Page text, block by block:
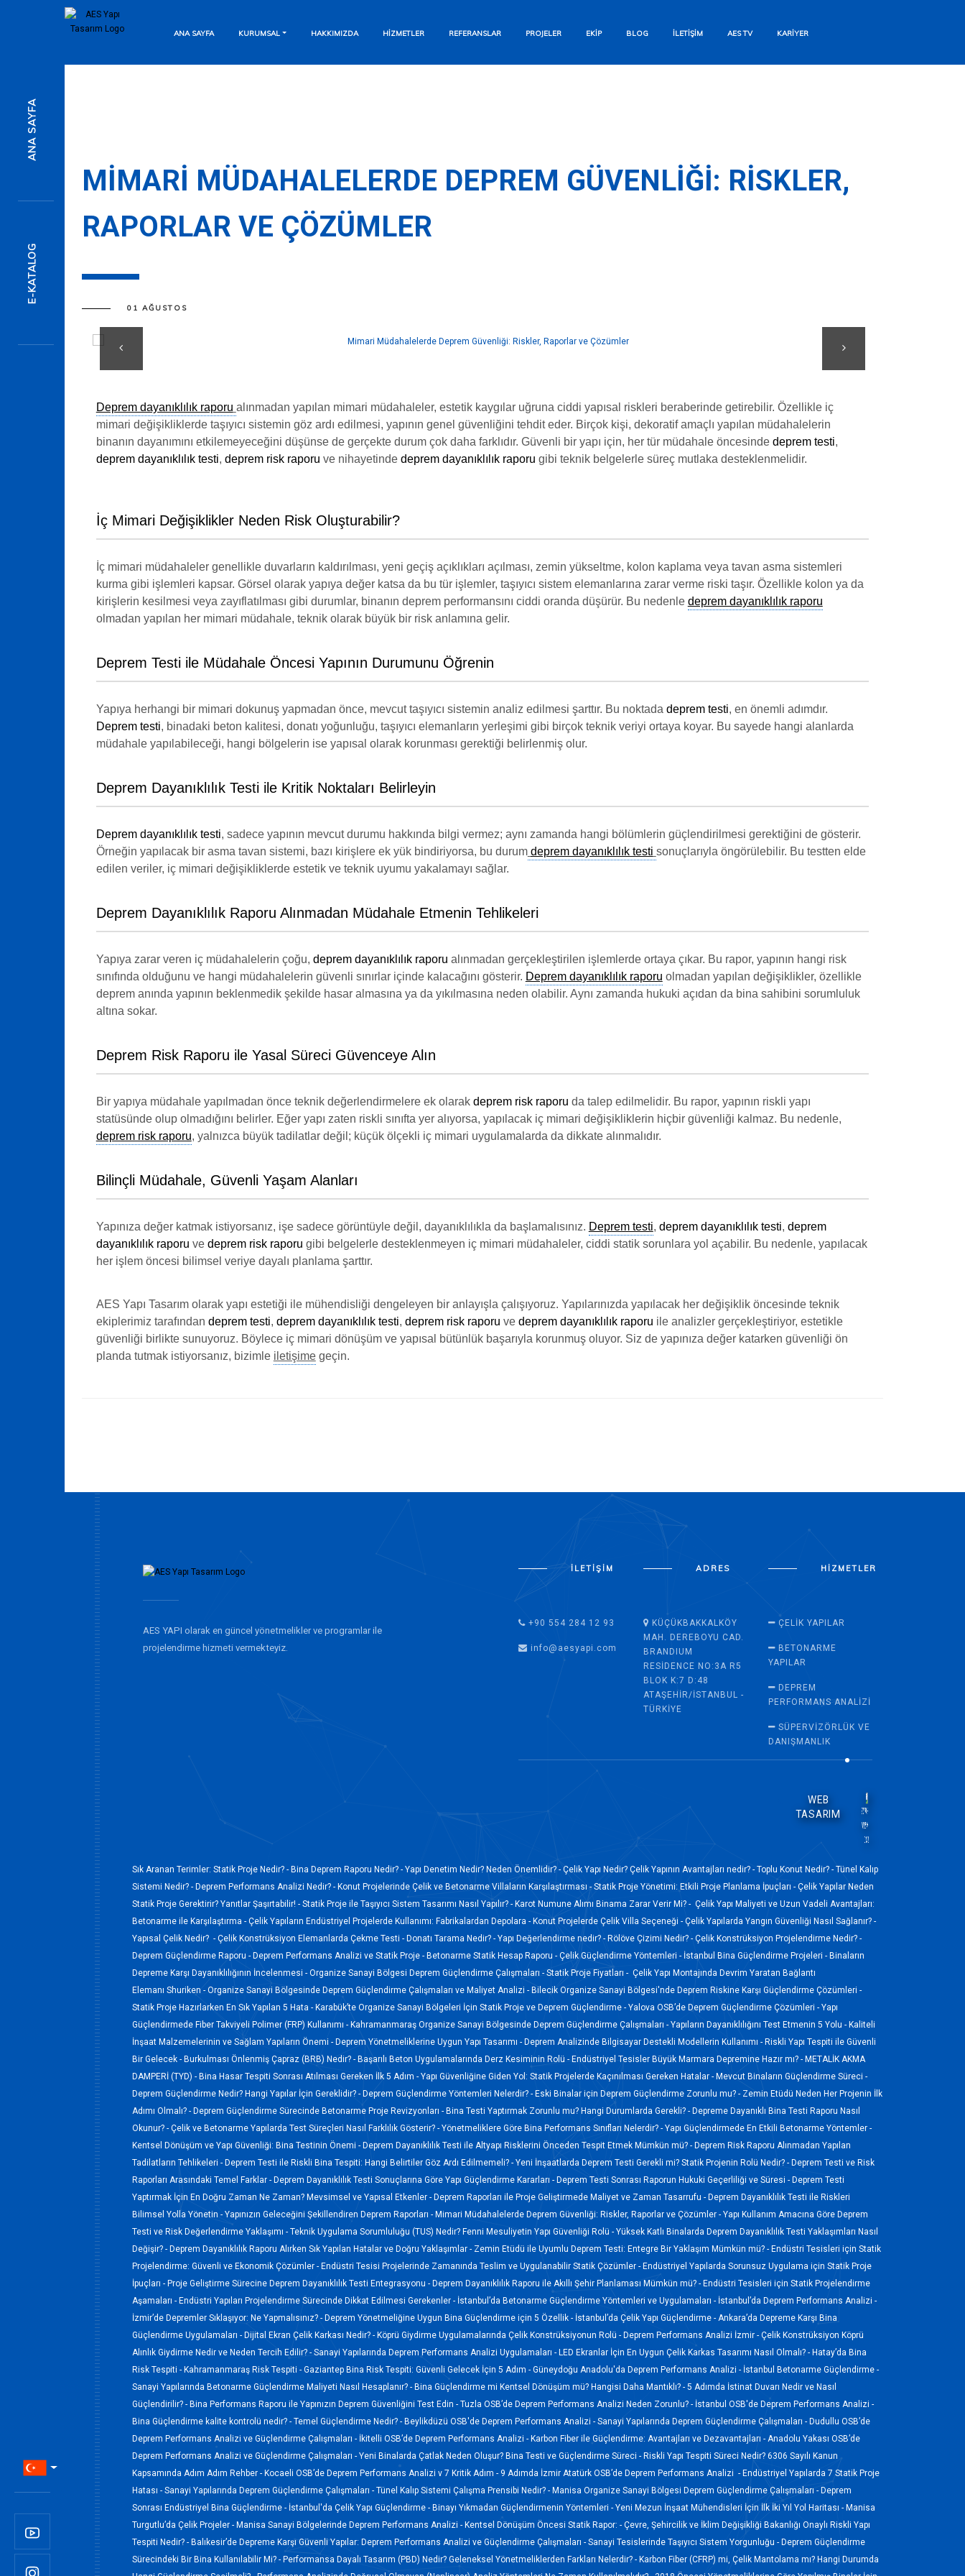
Bizi Arayın
Anında Mesaj Gönderin
info@aesyapi.com
ANA SAYFA KURUMSAL HAKKIMIZDA HIZMETLER REFERANSLAR PROJELER EKIP BLOG İLETIŞIM AES TV KARIYER
MIMARI MÜDAHALELERDE DEPREM GÜVENLIĞI: RISKLER,
RAPORLAR VE ÇÖZÜMLER
01 AĞUSTOS
Deprem dayanıklılık raporu alınmadan yapılan mimari müdahaleler, estetik kaygılar uğruna ciddi yapısal riskleri beraberinde getirebilir. Özellikle iç
mimari değişikliklerde taşıyıcı sistemin göz ardı edilmesi, yapının genel güvenliğini tehdit eder. Birçok kişi, dekoratif amaçlı yapılan müdahalelerin
binanın dayanımını etkilemeyeceğini düşünse de gerçekte durum çok daha farklıdır. Güvenli bir yapı için, her tür müdahale öncesinde deprem testi,
deprem dayanıklılık testi, deprem risk raporu ve nihayetinde deprem dayanıklılık raporu gibi teknik belgelerle süreç mutlaka desteklenmelidir.
İç Mimari Değişiklikler Neden Risk Oluşturabilir?
İç mimari müdahaleler genellikle duvarların kaldırılması, yeni geçiş açıklıkları açılması, zemin yükseltme, kolon kaplama veya tavan asma sistemleri
kurma gibi işlemleri kapsar. Görsel olarak yapıya değer katsa da bu tür işlemler, taşıyıcı sistem elemanlarına zarar verme riski taşır. Özellikle kolon ya da
kirişlerin kesilmesi veya zayıflatılması gibi durumlar, binanın deprem performansını ciddi oranda düşürür. Bu nedenle deprem dayanıklılık raporu
olmadan yapılan her mimari müdahale, teknik olarak büyük bir risk anlamına gelir.
Deprem Testi ile Müdahale Öncesi Yapının Durumunu Öğrenin
Yapıya herhangi bir mimari dokunuş yapmadan önce, mevcut taşıyıcı sistemin analiz edilmesi şarttır. Bu noktada deprem testi, en önemli adımdır.
Deprem testi, binadaki beton kalitesi, donatı yoğunluğu, taşıyıcı elemanların yerleşimi gibi birçok teknik veriyi ortaya koyar. Bu sayede hangi alanlarda
müdahale yapılabileceği, hangi bölgelerin ise yapısal olarak korunması gerektiği belirlenmiş olur.
Deprem Dayanıklılık Testi ile Kritik Noktaları Belirleyin
Deprem dayanıklılık testi, sadece yapının mevcut durumu hakkında bilgi vermez; aynı zamanda hangi bölümlerin güçlendirilmesi gerektiğini de gösterir.
Örneğin yapılacak bir asma tavan sistemi, bazı kirişlere ek yük bindiriyorsa, bu durum deprem dayanıklılık testi sonuçlarıyla öngörülebilir. Bu testten elde
edilen veriler, iç mimari değişikliklerde estetik ve teknik uyumu yakalamayı sağlar.
Deprem Dayanıklılık Raporu Alınmadan Müdahale Etmenin Tehlikeleri
Yapıya zarar veren iç müdahalelerin çoğu, deprem dayanıklılık raporu alınmadan gerçekleştirilen işlemlerde ortaya çıkar. Bu rapor, yapının hangi risk
sınıfında olduğunu ve hangi müdahalelerin güvenli sınırlar içinde kalacağını gösterir. Deprem dayanıklılık raporu olmadan yapılan değişiklikler, özellikle
deprem anında yapının beklenmedik şekilde hasar almasına ya da yıkılmasına neden olabilir. Aynı zamanda hukuki açıdan da bina sahibini sorumluluk
altına sokar.
Deprem Risk Raporu ile Yasal Süreci Güvenceye Alın
Bir yapıya müdahale yapılmadan önce teknik değerlendirmelere ek olarak deprem risk raporu da talep edilmelidir. Bu rapor, yapının riskli yapı
statüsünde olup olmadığını belirler. Eğer yapı zaten riskli sınıfta yer alıyorsa, yapılacak iç mimari değişikliklerin hiçbir güvenliği kalmaz. Bu nedenle,
deprem risk raporu, yalnızca büyük tadilatlar değil; küçük ölçekli iç mimari uygulamalarda da dikkate alınmalıdır.
Bilinçli Müdahale, Güvenli Yaşam Alanları
Yapınıza değer katmak istiyorsanız, işe sadece görüntüyle değil, dayanıklılıkla da başlamalısınız. Deprem testi, deprem dayanıklılık testi, deprem
dayanıklılık raporu ve deprem risk raporu gibi belgelerle desteklenmeyen iç mimari müdahaleler, ciddi statik sorunlara yol açabilir. Bu nedenle, yapılacak
her işlem öncesi bilimsel veriye dayalı planlama şarttır.
AES Yapı Tasarım olarak yapı estetiği ile mühendisliği dengeleyen bir anlayışla çalışıyoruz. Yapılarınızda yapılacak her değişiklik öncesinde teknik
ekiplerimiz tarafından deprem testi, deprem dayanıklılık testi, deprem risk raporu ve deprem dayanıklılık raporu ile analizler gerçekleştiriyor, estetikle
güvenliği birlikte sunuyoruz. Böylece iç mimari dönüşüm ve yapısal bütünlük başarıyla korunmuş oluyor. Siz de yapınıza değer katarken güvenliği ön
planda tutmak istiyorsanız, bizimle iletişimegeçin.
AES YAPI olarak en güncel yönetmelikler ve programlar ile
projelendirme hizmeti vermekteyiz.
İLETIŞIM
+90 554 284 12 93
info@aesyapi.com
ADRES
KÜÇÜKBAKKALKÖY
MAH. DEREBOYU CAD.
BRANDIUM
RESIDENCE NO:3A R5
BLOK K:7 D:48
ATAŞEHIR/İSTANBUL -
TÜRKIYE
HIZMETLER
ÇELIK YAPILAR
BETONARME
YAPILAR
DEPREM
PERFORMANS ANALIZI
SÜPERVİZÖRLÜK VE
DANIŞMANLIK
WEB
TASARIM
Sık Aranan Terimler:Statik Proje Nedir? - Bina Deprem Raporu Nedir? -Yapı Denetim Nedir? Neden Önemlidir? -Çelik Yapı Nedir? Çelik Yapının Avantajları nedir? -Toplu Konut Nedir? -Tünel Kalıp
Sistemi Nedir? - Deprem Performans Analizi Nedir? - Konut Projelerinde Çelik ve Betonarme Villaların Karşılaştırması -Statik Proje Yönetimi: Etkili Proje Planlama İpuçları -Çelik Yapılar Neden
Statik Proje Gerektirir? Yanıtlar Şaşırtabilir! -Statik Proje ile Taşıyıcı Sistem Tasarımı Nasıl Yapılır? - Karot Numune Alımı Binama Zarar Verir Mi? - Çelik Yapı Maliyeti ve Uzun Vadeli Avantajları:
Betonarme ile Karşılaştırma -Çelik Yapıların Endüstriyel Projelerde Kullanımı: Fabrikalardan Depolara - Konut Projelerde Çelik Villa Seçeneği -Çelik Yapılarda Yangın Güvenliği Nasıl Sağlanır? -
Yapısal Çelik Nedir? -Çelik Konstrüksiyon Elemanlarda Çekme Testi - Donatı Tarama Nedir? -Yapı Değerlendirme nedir? - Rölöve Çizimi Nedir? -Çelik Konstrüksiyon Projelendirme Nedir? -
Deprem Güçlendirme Raporu - Deprem Performans Analizi ve Statik Proje - Betonarme Statik Hesap Raporu -Çelik Güçlendirme Yöntemleri - İstanbul Bina Güçlendirme Projeleri - Binaların
Depreme Karşı Dayanıklılığının İncelenmesi -Organize Sanayi Bölgesi Deprem Güçlendirme Çalışmaları -Statik Proje Fiyatları - Çelik Yapı Montajında Devrim Yaratan Bağlantı
Elemanı Shuriken -Organize Sanayi Bölgesinde Deprem Güçlendirme Çalışmaları ve Maliyet Analizi - Bilecik Organize Sanayi Bölgesi'nde Deprem Riskine Karşı Güçlendirme Çözümleri -
Statik Proje Hazırlarken En Sık Yapılan 5 Hata - Karabük’te Organize Sanayi Bölgeleri İçin Statik Proje ve Deprem Güçlendirme -Yalova OSB’de Deprem Güçlendirme Çözümleri -Yapı
Güçlendirmede Fiber Takviyeli Polimer (FRP) Kullanımı - Kahramanmaraş Organize Sanayi Bölgesinde Deprem Güçlendirme Çalışmaları -Yapıların Dayanıklılığını Test Etmenin 5 Yolu - Kaliteli
İnşaat Malzemelerinin ve Sağlam Yapıların Önemi - Deprem Yönetmeliklerine Uygun Yapı Tasarımı - Deprem Analizinde Bilgisayar Destekli Modellerin Kullanımı - Riskli Yapı Tespiti ile Güvenli
Bir Gelecek - Burkulması Önlenmiş Çapraz (BRB) Nedir? - Başarılı Beton Uygulamalarında Derz Kesiminin Rolü - Endüstriyel Tesisler Büyük Marmara Depremine Hazır mı? - METALİK AKMA
DAMPERİ (TYD) - Bina Hasar Tespiti Sonrası Atılması Gereken İlk 5 Adım -Yapı Güvenliğine Giden Yol: Statik Projelerde Kaçınılması Gereken Hatalar - Mevcut Binaların Güçlendirme Süreci -
Deprem Güçlendirme Nedir? Hangi Yapılar İçin Gereklidir? - Deprem Güçlendirme Yöntemleri Nelerdir? - Eski Binalar için Deprem Güçlendirme Zorunlu mu? - Zemin Etüdü Neden Her Projenin İlk
Adımı Olmalı? - Deprem Güçlendirme Sürecinde Betonarme Proje Revizyonları - Bina Testi Yaptırmak Zorunlu mu? Hangi Durumlarda Gerekli? - Depreme Dayanıklı Bina Testi Raporu Nasıl
Okunur? -Çelik ve Betonarme Yapılarda Test Süreçleri Nasıl Farklılık Gösterir? -Yönetmeliklere Göre Bina Performans Sınıfları Nelerdir? -Yapı Güçlendirmede En Etkili Betonarme Yöntemler -
Kentsel Dönüşüm ve Yapı Güvenliği: Bina Testinin Önemi - Deprem Dayanıklılık Testi ile Altyapı Risklerini Önceden Tespit Etmek Mümkün mü? - Deprem Risk Raporu Alınmadan Yapılan
Tadilatların Tehlikeleri - Deprem Testi ile Riskli Bina Tespiti: Hangi Belirtiler Göz Ardı Edilmemeli? -Yeni İnşaatlarda Deprem Testi Gerekli mi? Statik Projenin Rolü Nedir? - Deprem Testi ve Risk
Raporları Arasındaki Temel Farklar - Deprem Dayanıklılık Testi Sonuçlarına Göre Yapı Güçlendirme Kararları - Deprem Testi Sonrası Raporun Hukuki Geçerliliği ve Süresi - Deprem Testi
Yaptırmak İçin En Doğru Zaman Ne Zaman? Mevsimsel ve Yapısal Etkenler - Deprem Raporları ile Proje Geliştirmede Maliyet ve Zaman Tasarrufu - Deprem Dayanıklılık Testi ile Riskleri
Bilimsel Yolla Yönetin -Yapınızın Geleceğini Şekillendiren Deprem Raporları - Mimari Müdahalelerde Deprem Güvenliği: Riskler, Raporlar ve Çözümler -Yapı Kullanım Amacına Göre Deprem
Testi ve Risk Değerlendirme Yaklaşımı -Teknik Uygulama Sorumluluğu (TUS) Nedir? Fenni Mesuliyetin Yapı Güvenliği Rolü -Yüksek Katlı Binalarda Deprem Dayanıklılık Testi Yaklaşımları Nasıl
Değişir? - Deprem Dayanıklılık Raporu Alırken Sık Yapılan Hatalar ve Doğru Yaklaşımlar - Zemin Etüdü ile Uyumlu Deprem Testi: Entegre Bir Yaklaşım Mümkün mü? - Endüstri Tesisleri için Statik
Projelendirme: Güvenli ve Ekonomik Çözümler - Endüstri Tesisi Projelerinde Zamanında Teslim ve Uygulanabilir Statik Çözümler - Endüstriyel Yapılarda Sorunsuz Uygulama için Statik Proje
İpuçları - Proje Geliştirme Sürecine Deprem Dayanıklılık Testi Entegrasyonu - Deprem Dayanıklılık Raporu ile Akıllı Şehir Planlaması Mümkün mü? - Endüstri Tesisleri için Statik Projelendirme
Aşamaları - Endüstri Yapıları Projelendirme Sürecinde Dikkat Edilmesi Gerekenler - İstanbul’da Betonarme Güçlendirme Yöntemleri ve Uygulamaları - İstanbul’da Deprem Performans Analizi -
İzmir’de Depremler Sıklaşıyor: Ne Yapmalısınız? - Deprem Yönetmeliğine Uygun Bina Güçlendirme için 5 Özellik - İstanbul’da Çelik Yapı Güçlendirme -Ankara’da Depreme Karşı Bina
Güçlendirme Uygulamaları - Dijital Ekran Çelik Karkası Nedir? - Köprü Giydirme Uygulamalarında Çelik Konstrüksiyonun Rolü - Deprem Performans Analizi İzmir -Çelik Konstrüksiyon Köprü
Alınlık Giydirme Nedir ve Neden Tercih Edilir? -Sanayi Yapılarında Deprem Performans Analizi Uygulamaları - LED Ekranlar İçin En Uygun Çelik Karkas Tasarımı Nasıl Olmalı? - Hatay’da Bina
Risk Tespiti - Kahramanmaraş Risk Tespiti -Gaziantep Bina Risk Tespiti: Güvenli Gelecek İçin 5 Adım -Güneydoğu Anadolu'da Deprem Performans Analizi - İstanbul Betonarme Güçlendirme -
Sanayi Yapılarında Betonarme Güçlendirme Maliyeti Nasıl Hesaplanır? - Bina Güçlendirme mi Kentsel Dönüşüm mü? Hangisi Daha Mantıklı? -5 Adımda İstinat Duvarı Nedir ve Nasıl
Güçlendirilir? - Bina Performans Raporu ile Yapınızın Deprem Güvenliğini Test Edin -Tuzla OSB’de Deprem Performans Analizi Neden Zorunlu? - İstanbul OSB'de Deprem Performans Analizi -
Bina Güçlendirme kalite kontrolü nedir? -Temel Güçlendirme Nedir? - Beylikdüzü OSB'de Deprem Performans Analizi -Sanayi Yapılarında Deprem Güçlendirme Çalışmaları - Dudullu OSB’de
Deprem Performans Analizi ve Güçlendirme Çalışmaları - İkitelli OSB’de Deprem Performans Analizi - Karbon Fiber ile Güçlendirme: Avantajları ve Dezavantajları -Anadolu Yakası OSB’de
Deprem Performans Analizi ve Güçlendirme Çalışmaları -Yeni Binalarda Çatlak Neden Oluşur? Bina Testi ve Güçlendirme Süreci - Riskli Yapı Tespiti Süreci Nedir? 6306 Sayılı Kanun
Kapsamında Adım Adım Rehber - Kocaeli OSB’de Deprem Performans Analizi v 7 Kritik Adım - 9 Adımda İzmir Atatürk OSB’de Deprem Performans Analizi - Endüstriyel Yapılarda 7 Statik Proje
Hatası -Sanayi Yapılarında Deprem Güçlendirme Çalışmaları -Tünel Kalıp Sistemi Çalışma Prensibi Nedir? - Manisa Organize Sanayi Bölgesi Deprem Güçlendirme Çalışmaları - Deprem
Sonrası Endüstriyel Bina Güçlendirme - İstanbul'da Çelik Yapı Güçlendirme - Binayı Yıkmadan Güçlendirmenin Yöntemleri -Yeni Mezun İnşaat Mühendisleri İçin İlk İki Yıl Yol Haritası - Manisa
Turgutlu’da Çelik Projeler - Manisa Sanayi Bölgelerinde Deprem Performans Analizi - Kentsel Dönüşüm Öncesi Statik Rapor: -Çevre, Şehircilik ve İklim Değişikliği Bakanlığı Onaylı Riskli Yapı
Tespiti Nedir? - Balıkesir’de Depreme Karşı Güvenli Yapılar: Deprem Performans Analizi ve Güçlendirme Çalışmaları -Sanayi Tesislerinde Taşıyıcı Sistem Yorgunluğu - Deprem Güçlendirme
Sürecindeki Bir Bina Kullanılabilir Mi? - Performansa Dayalı Tasarım (PBD) Nedir? Geleneksel Yönetmeliklerden Farkları Nelerdir? - Karbon Fiber (CFRP) mi, Çelik Mantolama mı? Hangi Durumda
E-KATALOG
ANA SAYFA